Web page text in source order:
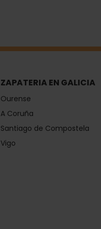
ZAPATERIA EN GALICIA
Ourense
A Coruña
Santiago de Compostela
Vigo